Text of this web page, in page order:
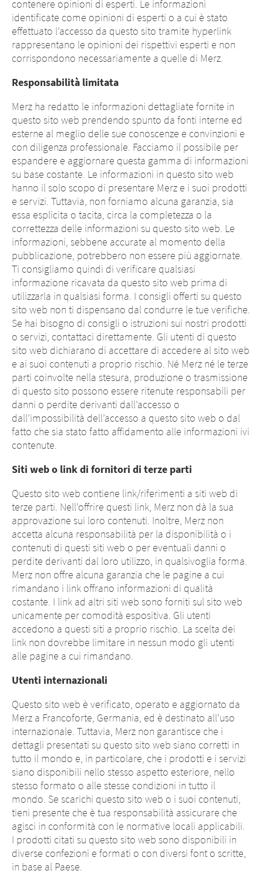
contenere opinioni di esperti. Le informazioni
identificate come opinioni di esperti o a cui è stato
effettuato l’accesso da questo sito tramite hyperlink
rappresentano le opinioni dei rispettivi esperti e non
corrispondono necessariamente a quelle di Merz.
Responsabilità limitata
Merz ha redatto le informazioni dettagliate fornite in
questo sito web prendendo spunto da fonti interne ed
esterne al meglio delle sue conoscenze e convinzioni e
con diligenza professionale. Facciamo il possibile per
espandere e aggiornare questa gamma di informazioni
su base costante. Le informazioni in questo sito web
hanno il solo scopo di presentare Merz e i suoi prodotti
e servizi. Tuttavia, non forniamo alcuna garanzia, sia
essa esplicita o tacita, circa la completezza o la
correttezza delle informazioni su questo sito web. Le
informazioni, sebbene accurate al momento della
pubblicazione, potrebbero non essere più aggiornate.
Ti consigliamo quindi di verificare qualsiasi
informazione ricavata da questo sito web prima di
utilizzarla in qualsiasi forma. I consigli offerti su questo
sito web non ti dispensano dal condurre le tue verifiche.
Se hai bisogno di consigli o istruzioni sui nostri prodotti
o servizi, contattaci direttamente. Gli utenti di questo
sito web dichiarano di accettare di accedere al sito web
e ai suoi contenuti a proprio rischio. Né Merz né le terze
parti coinvolte nella stesura, produzione o trasmissione
di questo sito possono essere ritenute responsabili per
danni o perdite derivanti dall’accesso o
dall’impossibilità dell’accesso a questo sito web o dal
fatto che sia stato fatto affidamento alle informazioni ivi
contenute.
Siti web o link di fornitori di terze parti
Questo sito web contiene link/riferimenti a siti web di
terze parti. Nell’offrire questi link, Merz non dà la sua
approvazione sui loro contenuti. Inoltre, Merz non
accetta alcuna responsabilità per la disponibilità o i
contenuti di questi siti web o per eventuali danni o
perdite derivanti dal loro utilizzo, in qualsivoglia forma.
Merz non offre alcuna garanzia che le pagine a cui
rimandano i link offrano informazioni di qualità
costante. I link ad altri siti web sono forniti sul sito web
unicamente per comodità espositiva. Gli utenti
accedono a questi siti a proprio rischio. La scelta dei
link non dovrebbe limitare in nessun modo gli utenti
alle pagine a cui rimandano.
Utenti internazionali
Questo sito web è verificato, operato e aggiornato da
Merz a Francoforte, Germania, ed è destinato all’uso
internazionale. Tuttavia, Merz non garantisce che i
dettagli presentati su questo sito web siano corretti in
tutto il mondo e, in particolare, che i prodotti e i servizi
siano disponibili nello stesso aspetto esteriore, nello
stesso formato o alle stesse condizioni in tutto il
mondo. Se scarichi questo sito web o i suoi contenuti,
tieni presente che è tua responsabilità assicurare che
agisci in conformità con le normative locali applicabili.
I prodotti citati su questo sito web sono disponibili in
diverse confezioni e formati o con diversi font o scritte,
in base al Paese.
Cambio di
piattaforma - Stai
per lasciare questa
pagina.
Stai lasciando questo sito web. Per quanto
concerne i contenuti della seguente pagina,
nonché i link agli altri siti web situati su
questa pagina, Merz Therapeutics GmbH non
ha modo di controllarne i contenuti. Merz
Therapeutics GmbH non si assume alcuna
responsabilità per il contenuto di questi siti
web o per le conseguenze del loro uso da
parte dei visitatori. Ciò nonostante, ti
chiediamo di notificarci immediatamente di
qualsiasi contenuto illecito presente nei siti
collegati.
EXIT
CONTINUE TOURL
Cambio di Paese
- Stai per
lasciare questa
pagina.
Stai lasciando questo sito web. I
contenuti del seguente sito gestiti dalla
società madre o da un’altra società
affiliata, nonché i link ad altri siti
contenuti nel sito web, sono soggetti ai
requisiti legali del Paese in cui viene
gestito il sito. Merz Therapeutics GmbH
non accetta alcuna responsabilità per il
contenuto di questi siti web o per le
conseguenze del loro uso da parte dei
visitatori. Ciò nonostante, ti chiediamo
di notificarci immediatamente di
qualsiasi contenuto illecito presente nei
siti collegati.
CONTINUE TOURL